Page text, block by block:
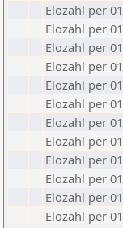
Elozahl per
Elozahl per
Elozahl per
Elozahl per
Elozahl per
Elozahl per
Elozahl per
Elozahl per
Elozahl per
Elozahl per
Elozahl per
Elozahl per